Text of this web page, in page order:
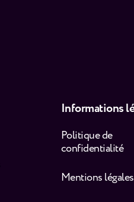
Informations
Politique de
confidentialité
Mentions légales